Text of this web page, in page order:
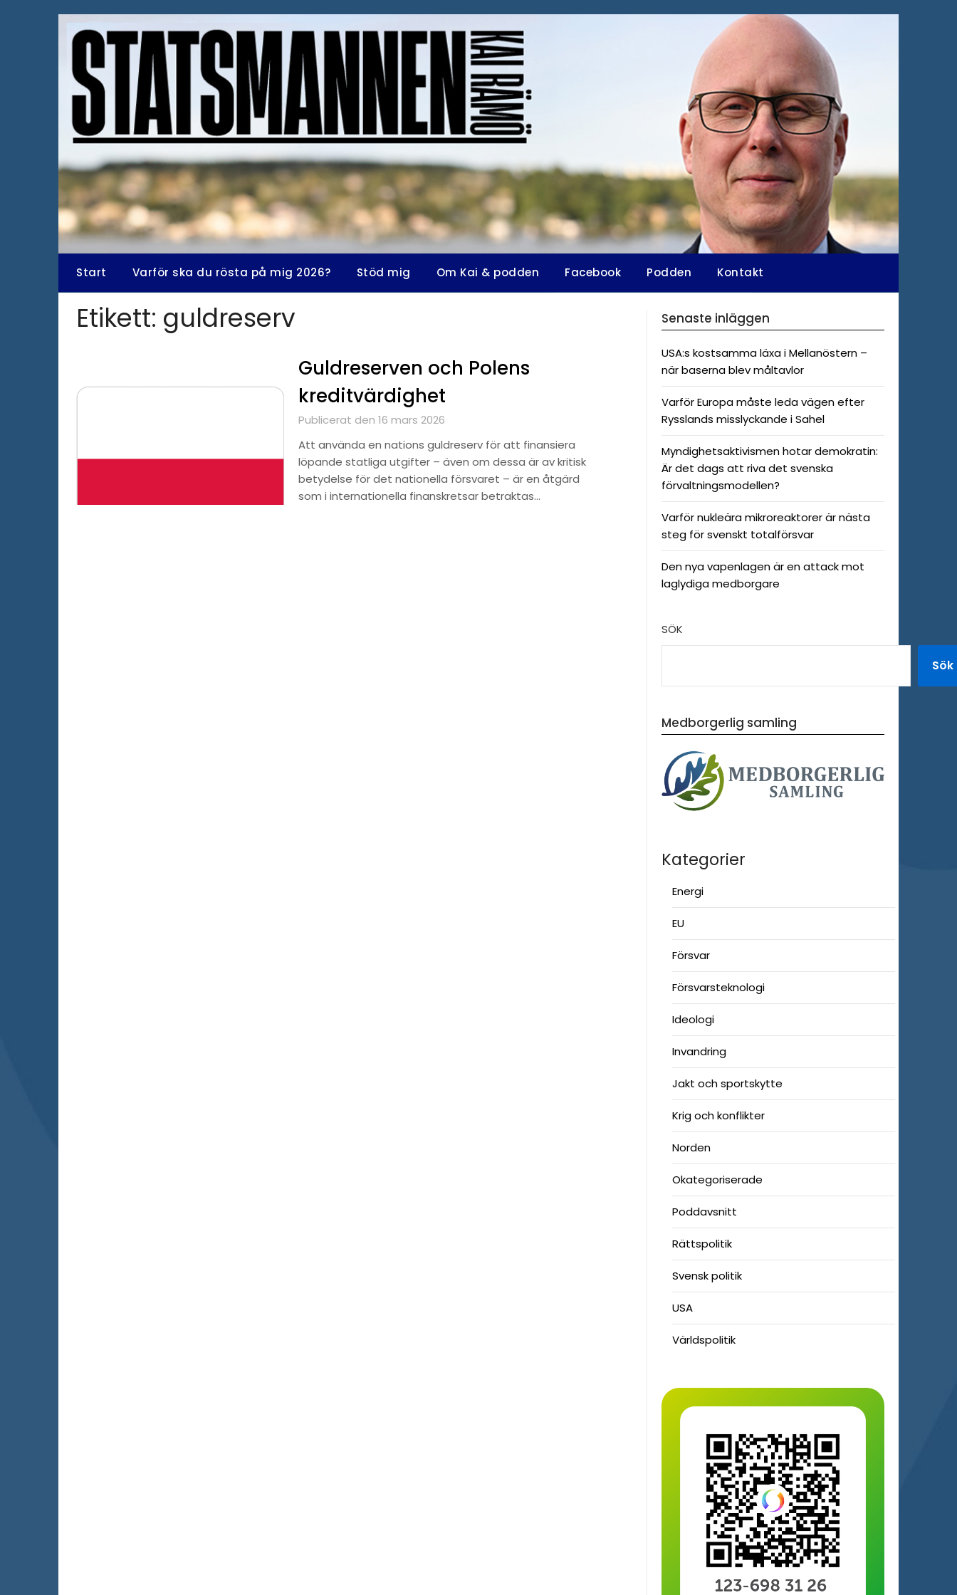
Start Varför ska du rösta på mig 2026? Stöd mig Om Kai & podden Facebook Podden Kontakt
Etikett: guldreserv
Guldreserven och Polens
kreditvärdighet
Publicerat den 16 mars 2026
Att använda en nations guldreserv för att finansiera
löpande statliga utgifter – även om dessa är av kritisk
betydelse för det nationella försvaret – är en åtgärd
som i internationella finanskretsar betraktas…
Senaste inläggen
USA:s kostsamma läxa i Mellanöstern –
när baserna blev måltavlor
Varför Europa måste leda vägen efter
Rysslands misslyckande i Sahel
Myndighetsaktivismen hotar demokratin:
Är det dags att riva det svenska
förvaltningsmodellen?
Varför nukleära mikroreaktorer är nästa
steg för svenskt totalförsvar
Den nya vapenlagen är en attack mot
laglydiga medborgare
SÖK
Sök
Medborgerlig samling
Kategorier
Energi
EU
Försvar
Försvarsteknologi
Ideologi
Invandring
Jakt och sportskytte
Krig och konflikter
Norden
Okategoriserade
Poddavsnitt
Rättspolitik
Svensk politik
USA
Världspolitik